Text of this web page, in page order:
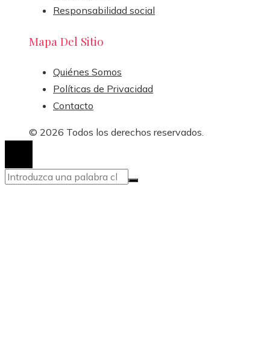
Responsabilidad social
Mapa Del Sitio
Quiénes Somos
Políticas de Privacidad
Contacto
© 2026 Todos los derechos reservados.